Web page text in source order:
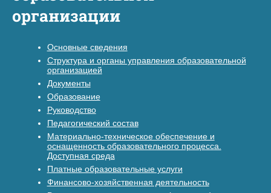
организации
Основные сведения
Структура и органы управления образовательной
организацией
Документы
Образование
Руководство
Педагогический состав
Материально-техническое обеспечение и
оснащенность образовательного процесса.
Доступная среда
Платные образовательные услуги
Финансово-хозяйственная деятельность